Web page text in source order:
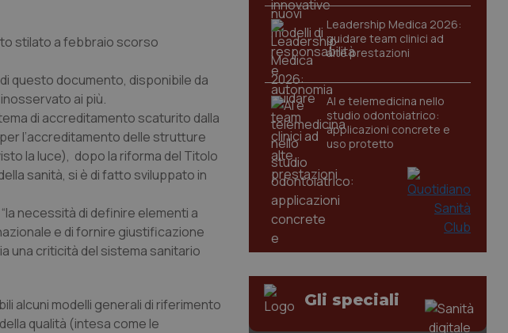
stilato a febbraio scorso
questo documento, disponibile da
ai più.
di accreditamento scaturito dalla
l’accreditamento delle strutture
la luce), dopo la riforma del Titolo
sanità, si è di fatto sviluppato in
“la necessità di definire elementi a
e di fornire giustificazione
una criticità del sistema sanitario
alcuni modelli generali di riferimento
qualità (intesa come le
Leadership Medica 2026:
guidare team clinici ad
alte prestazioni
AI e telemedicina nello
studio odontoiatrico:
applicazioni concrete e
uso protetto
Gli speciali